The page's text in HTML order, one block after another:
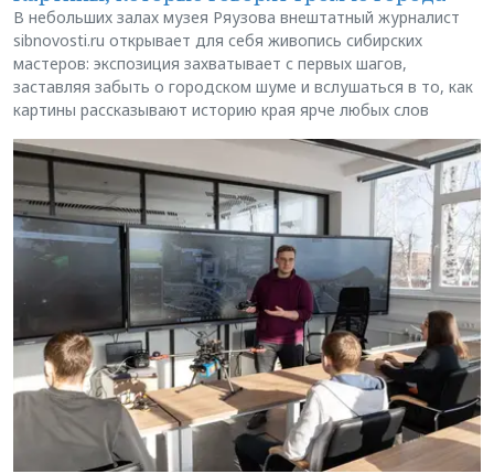
В небольших залах музея Ряузова внештатный журналист
sibnovosti.ru открывает для себя живопись сибирских
мастеров: экспозиция захватывает с первых шагов,
заставляя забыть о городском шуме и вслушаться в то, как
картины рассказывают историю края ярче любых слов